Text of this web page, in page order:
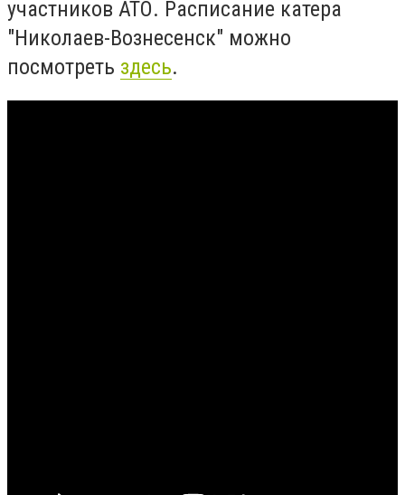
участников АТО. Расписание катера
"Николаев-Вознесенск" можно
посмотреть здесь.